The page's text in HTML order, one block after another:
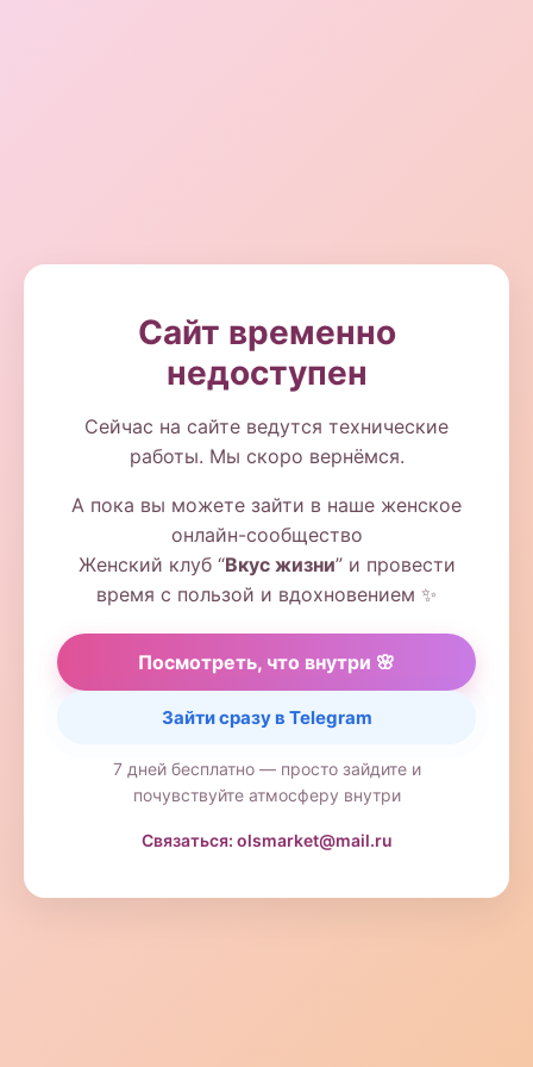
Сайт временно
недоступен
Сейчас на сайте ведутся технические
работы. Мы скоро вернёмся.
А пока вы можете зайти в наше женское
онлайн-сообщество
Женский клуб “Вкус жизни” и провести
время с пользой и вдохновением ✨
Посмотреть, что внутри 🌸
Зайти сразу в Telegram
7 дней бесплатно — просто зайдите и
почувствуйте атмосферу внутри
Связаться: olsmarket@mail.ru